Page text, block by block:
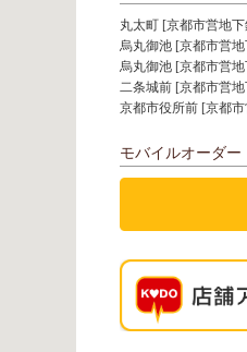
丸太町 [京都市営地
烏丸御池 [京都市営
烏丸御池 [京都市営
二条城前 [京都市営
京都市役所前 [京都
モバイルオーダー